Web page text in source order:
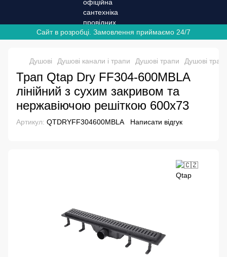
Сайт в розробці. Замовлення приймаємо 24/7
Душові Душові канали і трапи Душові трапи Душові
Трап Qtap Dry FF304-600MBLA
лінійний з сухим закривом та
нержавіючою решіткою 600х73
Артикул: QTDRYFF304600MBLA Написати відгук